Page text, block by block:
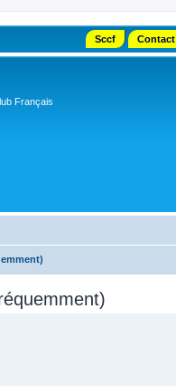
Sccf Contact
Français